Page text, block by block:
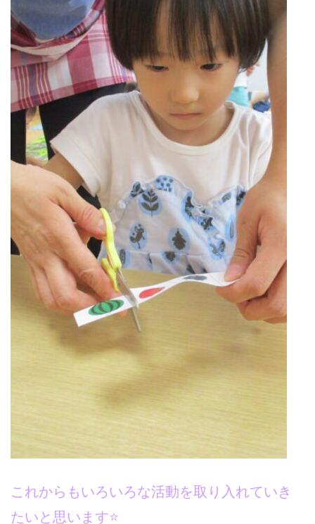
これからもいろいろな活動を取り入れていき
たいと思います⭐